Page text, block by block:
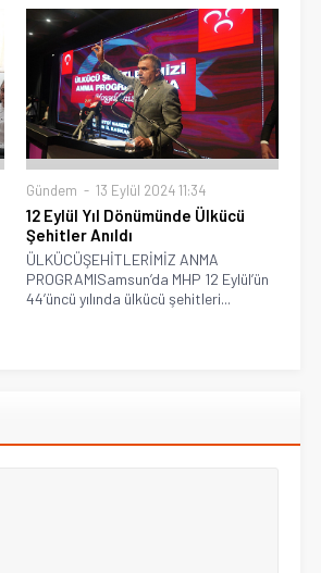
Gündem 13 Eylül 2024 11:34
12 Eylül Yıl Dönümünde Ülkücü
Şehitler Anıldı
ÜLKÜCÜŞEHİTLERİMİZ ANMA
PROGRAMISamsun’da MHP 12 Eylül’ün
44’üncü yılında ülkücü şehitleri...